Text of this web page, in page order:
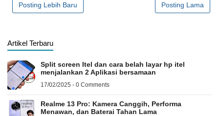
Posting Lebih Baru Posting Lama
Artikel Terbaru
Split screen Itel dan cara belah layar hp itel
menjalankan 2 Aplikasi bersamaan
17/02/2025 - 0 Comments
Realme 13 Pro: Kamera Canggih, Performa
Menawan, dan Baterai Tahan Lama